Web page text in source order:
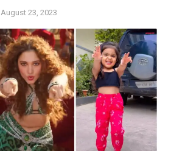
August 23, 2023